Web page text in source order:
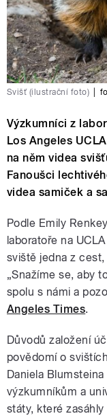
Svišť (ilustrační foto)
Výzkumníci z
Los Angeles
na něm videa
Fanoušci
videa samiček a
Podle Emily
laboratoře na
sviště jedna z
„Snažíme se, aby
spolu s námi a
Angeles Times.
Důvodů založení
povědomí o
Daniela
výzkumníkům a
státy, které